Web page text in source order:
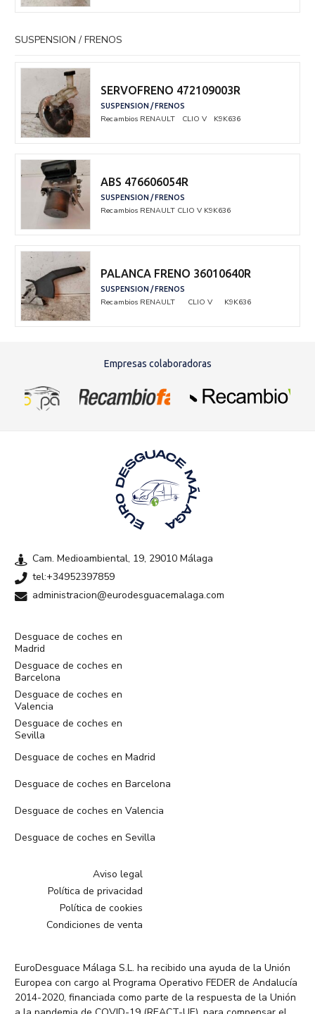
SUSPENSION / FRENOS
SERVOFRENO 472109003R
SUSPENSION / FRENOS
Recambios RENAULT CLIO V K9K636
ABS 476606054R
SUSPENSION / FRENOS
Recambios RENAULT CLIO V K9K636
PALANCA FRENO 36010640R
SUSPENSION / FRENOS
Recambios RENAULT CLIO V K9K636
Empresas colaboradoras
Cam. Medioambiental, 19, 29010 Málaga
tel:+34952397859
administracion@eurodesguacemalaga.com
Desguace de coches en
Madrid
Desguace de coches en
Barcelona
Desguace de coches en
Valencia
Desguace de coches en
Sevilla
Desguace de coches en Madrid
Desguace de coches en Barcelona
Desguace de coches en Valencia
Desguace de coches en Sevilla
Aviso legal
Política de privacidad
Política de cookies
Condiciones de venta
EuroDesguace Málaga S.L. ha recibido una ayuda de la Unión
Europea con cargo al Programa Operativo FEDER de Andalucía
2014-2020, financiada como parte de la respuesta de la Unión